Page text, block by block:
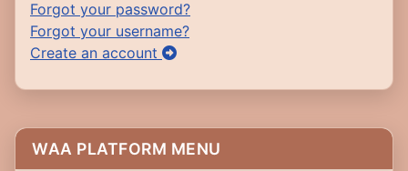
Forgot your password?
Forgot your username?
Create an account
WAA PLATFORM MENU